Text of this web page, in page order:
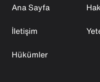
Ana Sayfa
İletişim
Hükümler